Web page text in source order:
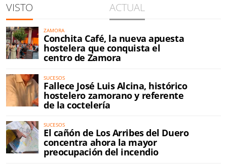
VISTO ACTUAL
ZAMORA
Conchita Café, la nueva apuesta
hostelera que conquista el
centro de Zamora
SUCESOS
Fallece José Luis Alcina, histórico
hostelero zamorano y referente
de la coctelería
SUCESOS
El cañón de Los Arribes del Duero
concentra ahora la mayor
preocupación del incendio